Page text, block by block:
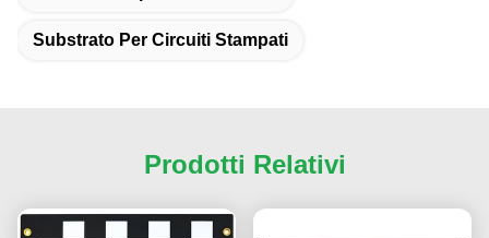
Substrato Per Circuiti Stampati
Prodotti Relativi